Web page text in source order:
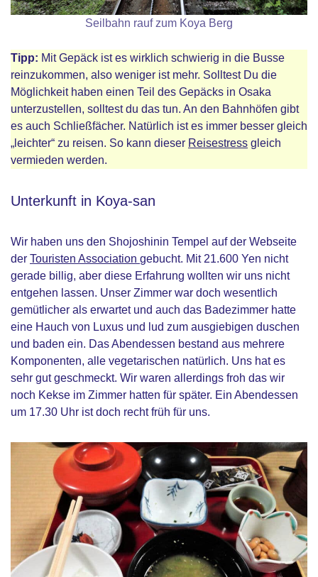
Seilbahn rauf zum Koya Berg
Tipp: Mit Gepäck ist es wirklich schwierig in die Busse
reinzukommen, also weniger ist mehr. Solltest Du die
Möglichkeit haben einen Teil des Gepäcks in Osaka
unterzustellen, solltest du das tun. An den Bahnhöfen gibt
es auch Schließfächer. Natürlich ist es immer besser gleich
„leichter“ zu reisen. So kann dieser Reisestress gleich
vermieden werden.
Unterkunft in Koya-san
Wir haben uns den Shojoshinin Tempel auf der Webseite
der Touristen Association gebucht. Mit 21.600 Yen nicht
gerade billig, aber diese Erfahrung wollten wir uns nicht
entgehen lassen. Unser Zimmer war doch wesentlich
gemütlicher als erwartet und auch das Badezimmer hatte
eine Hauch von Luxus und lud zum ausgiebigen duschen
und baden ein. Das Abendessen bestand aus mehrere
Komponenten, alle vegetarischen natürlich. Uns hat es
sehr gut geschmeckt. Wir waren allerdings froh das wir
noch Kekse im Zimmer hatten für später. Ein Abendessen
um 17.30 Uhr ist doch recht früh für uns.